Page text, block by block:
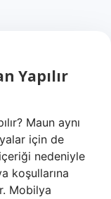
Yapılır
Maun aynı
için de
nedeniyle
koşullarına
Mobilya